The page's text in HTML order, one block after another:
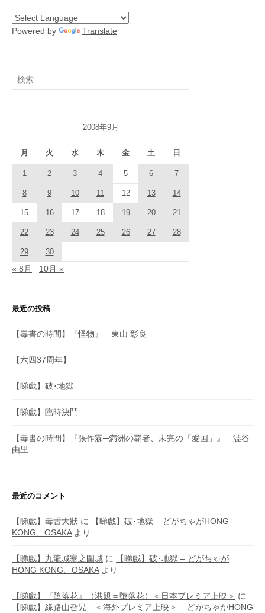
Powered by Translate
検
索:
2008年9月
月 火 水 木 金 土 日
1 2 3 4 5 6 7
8 9 10 11 12 13 14
15 16 17 18 19 20 21
22 23 24 25 26 27 28
29 30
« 8月 10月 »
最近の投稿
【毒書の時間】『怪物』 東山 彰良
【六四37周年】
【睇戲】破･地獄
【睇戲】臨時決鬥
【毒書の時間】『張作霖─満洲の覇者、未完の「愛国」』 澁谷
由里
最近のコメント
【睇戲】毒舌大狀 に
【睇戲】破･地獄 – どがちゃがHONG
KONG、OSAKAより
【睇戲】九龍城寨之圍城 に
【睇戲】破･地獄 – どがちゃが
HONG KONG、OSAKAより
【睇戲】『堕落花』（港題＝墮落花）＜日本プレミア上映＞ に
【睇戲】緣路山旮旯 ＜海外プレミア上映＞ – どがちゃがHONG